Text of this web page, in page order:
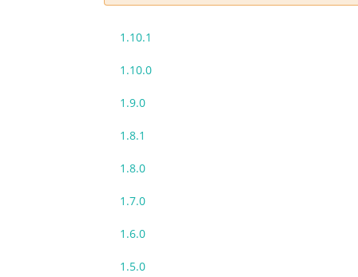
1.10.1
1.10.0
1.9.0
1.8.1
1.8.0
1.7.0
1.6.0
1.5.0